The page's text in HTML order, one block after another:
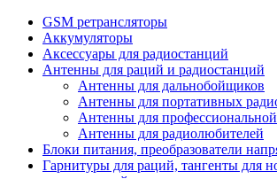
GSM ретрансляторы
Аккумуляторы
Аксессуары для радиостанций
Антенны для раций и радиостанций
Антенны для дальнобойщиков
Антенны для портативных
Антенны для профессиональной
Антенны для радиолюбителей
Блоки питания, преобразователи
Гарнитуры для раций, тангенты для